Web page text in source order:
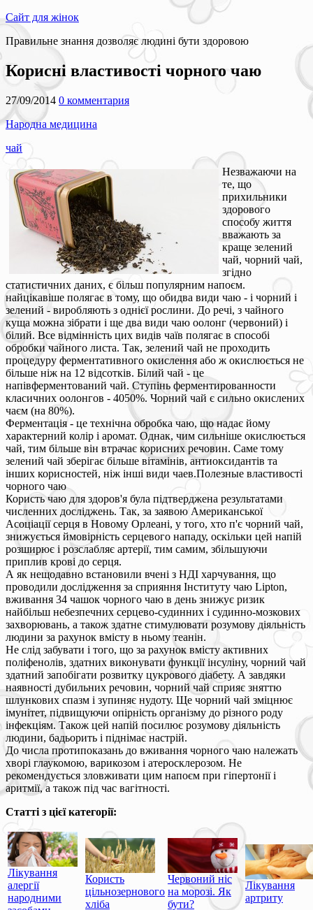
Сайт для жінок
Правильне знання дозволяє людині бути здоровою
Корисні властивості чорного чаю
27/09/2014 0 комментария
Народна медицина
чай
Незважаючи на
те, що
прихильники
здорового
способу життя
вважають за
краще зелений
чай, чорний чай,
згідно
статистичних даних, є більш популярним напоєм.
найцікавіше полягає в тому, що обидва види чаю - і чорний і
зелений - виробляють з однієї рослини. До речі, з чайного
куща можна зібрати і ще два види чаю оолонг (червоний) і
білий. Все відмінність цих видів чаїв полягає в способі
обробки чайного листа. Так, зелений чай не проходить
процедуру ферментативного окислення або ж окислюється не
більше ніж на 12 відсотків. Білий чай - це
напівферментований чай. Ступінь ферментированности
класичних оолонгов - 4050%. Чорний чай є сильно окислених
чаєм (на 80%).
Ферментація - це технічна обробка чаю, що надає йому
характерний колір і аромат. Однак, чим сильніше окислюється
чай, тим більше він втрачає корисних речовин. Саме тому
зелений чай зберігає більше вітамінів, антиоксидантів та
інших корисностей, ніж інші види чаев.Полезные властивості
чорного чаю
Користь чаю для здоров'я була підтверджена результатами
численних досліджень. Так, за заявою Американської
Асоціації серця в Новому Орлеані, у того, хто п'є чорний чай,
знижується ймовірність серцевого нападу, оскільки цей напій
розширює і розслабляє артерії, тим самим, збільшуючи
приплив крові до серця.
А як нещодавно встановили вчені з НДІ харчування, що
проводили дослідження за сприяння Інституту чаю Lipton,
вживання 34 чашок чорного чаю в день знижує ризик
найбільш небезпечних серцево-судинних і судинно-мозкових
захворювань, а також здатне стимулювати розумову діяльність
людини за рахунок вмісту в ньому теанін.
Не слід забувати і того, що за рахунок вмісту активних
поліфенолів, здатних виконувати функції інсуліну, чорний чай
здатний запобігати розвитку цукрового діабету. А завдяки
наявності дубильних речовин, чорний чай сприяє зняттю
шлункових спазм і зупиняє нудоту. Ще чорний чай зміцнює
імунітет, підвищуючи опірність організму до різного роду
інфекціям. Також цей напій посилює розумову діяльність
людини, бадьорить і піднімає настрій.
До числа протипоказань до вживання чорного чаю належать
хворі глаукомою, варикозом і атеросклерозом. Не
рекомендується зловживати цим напоєм при гіпертонії і
аритмії, а також під час вагітності.
Статті з цієї категорії:
Лікування
алергії
народними
Користь
цільнозернового
хліба
Червоний ніс
на морозі. Як
бути?
Лікування
артриту